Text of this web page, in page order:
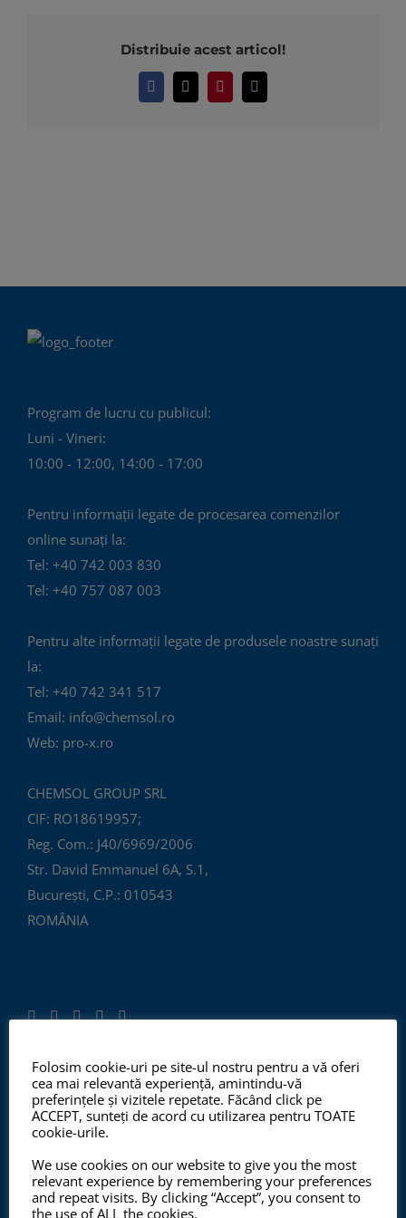
Distribuie acest articol!
Facebook
X Pinterest
E-
mail:
Program de lucru cu publicul:
Luni - Vineri:
10:00 - 12:00, 14:00 - 17:00
Pentru informații legate de procesarea comenzilor
online sunați la:
Tel: +40 742 003 830
Tel: +40 757 087 003
Pentru alte informații legate de produsele noastre sunați
la:
Tel: +40 742 341 517
Email: info@chemsol.ro
Web: pro-x.ro
CHEMSOL GROUP SRL
CIF: RO18619957;
Reg. Com.: J40/6969/2006
Str. David Emmanuel 6A, S.1,
București, C.P.: 010543
ROMÂNIA
ISO 9001:2015, ISO 14001:2015
Începând cu anul 2012, ChemSol Group deține
Certificatul Sistemului de Management al Calității
Folosim cookie-uri pe site-ul nostru pentru a vă oferi
cea mai relevantă experiență, amintindu-vă
preferințele și vizitele repetate. Făcând click pe
ACCEPT, sunteți de acord cu utilizarea pentru TOATE
cookie-urile.
We use cookies on our website to give you the most
relevant experience by remembering your preferences
and repeat visits. By clicking “Accept”, you consent to
the use of ALL the cookies.